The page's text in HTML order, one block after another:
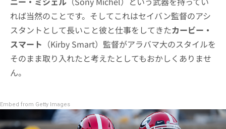
れば当然のことです。そしてこれはセイバン監督のアシ
スタントとして長いこと彼と仕事をしてきたカービー・
スマート （Kirby Smart）監督がアラバマ大のスタイルを
そのまま取り入れたと考えたとしてもおかしくありませ
ん。
Embed from Getty Images